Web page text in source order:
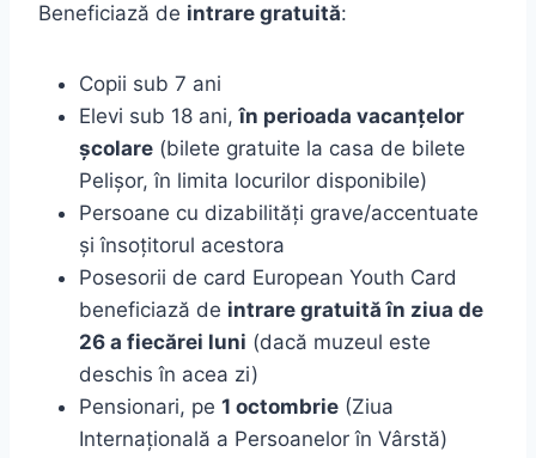
Beneficiază de intrare gratuită:
Copii sub 7 ani
Elevi sub 18 ani,în perioada vacanțelor
școlare (bilete gratuite la casa de bilete
Pelișor, în limita locurilor disponibile)
Persoane cu dizabilități grave/accentuate
și însoțitorul acestora
Posesorii de card European Youth Card
beneficiază de intrare gratuită în ziua de
26 a fiecărei luni (dacă muzeul este
deschis în acea zi)
Pensionari, pe 1 octombrie (Ziua
Internațională a Persoanelor în Vârstă)